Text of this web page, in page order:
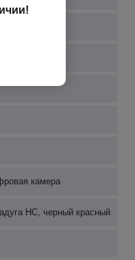
камера
HC, черный красный